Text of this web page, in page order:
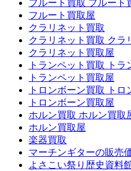
フルート買取 フルート
フルート買取屋
クラリネット買取
クラリネット買取 クラ
クラリネット買取屋
トランペット買取 トラ
トランペット買取屋
トロンボーン買取 トロ
トロンボーン買取屋
ホルン買取 ホルン買取
ホルン買取屋
楽器買取
マーチンギターの販売
よさこい祭り歴史資料